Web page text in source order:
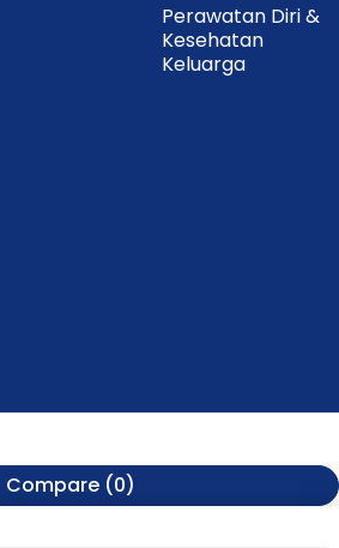
Perawatan Diri &
Kesehatan
Keluarga
Compare (0)